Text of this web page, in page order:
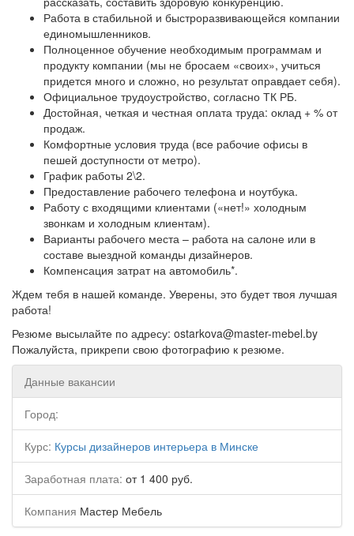
Работа в стабильной и быстроразвивающейся компании
единомышленников.
Полноценное обучение необходимым программам и
продукту компании (мы не бросаем «своих», учиться
придется много и сложно, но результат оправдает себя).
Официальное трудоустройство, согласно ТК РБ.
Достойная, четкая и честная оплата труда: оклад + % от
продаж.
Комфортные условия труда (все рабочие офисы в
пешей доступности от метро).
График работы 2\2.
Предоставление рабочего телефона и ноутбука.
Работу с входящими клиентами («нет!» холодным
звонкам и холодным клиентам).
Варианты рабочего места – работа на салоне или в
составе выездной команды дизайнеров.
Компенсация затрат на автомобиль*.
Ждем тебя в нашей команде. Уверены, это будет твоя лучшая
работа!
Резюме высылайте по адресу: ostarkova@master-mebel.by
Пожалуйста, прикрепи свою фотографию к резюме.
Данные вакансии
Город:
Курс: Курсы дизайнеров интерьера в Минске
Заработная плата: от 1 400 руб.
Компания Мастер Мебель